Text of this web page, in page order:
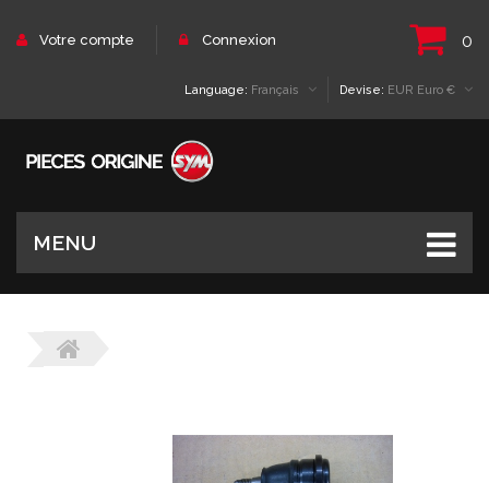
Votre compte Connexion 0
Devise: EUR Euro €
Language: Français
MENU